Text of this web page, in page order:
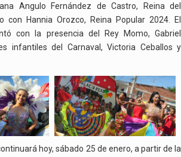
Angulo Fernández de Castro, Reina del
con Hannia Orozco, Reina Popular 2024. El
con la presencia del Rey Momo, Gabriel
infantiles del Carnaval, Victoria Ceballos y
hoy, sábado 25 de enero, a partir de la